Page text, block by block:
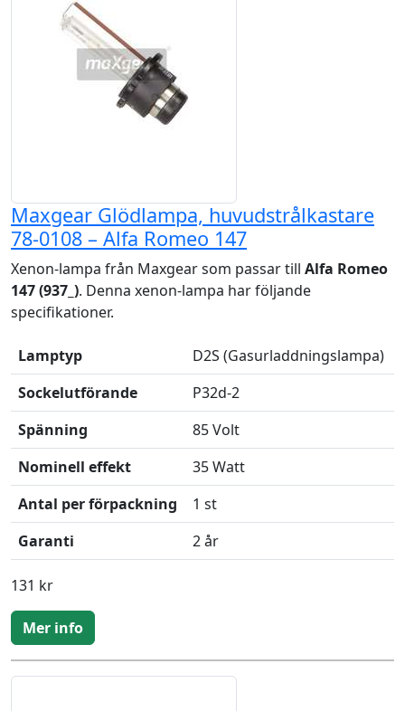
Maxgear Glödlampa, huvudstrålkastare
78-0108 – Alfa Romeo 147
Xenon-lampa från Maxgear som passar till Alfa Romeo
147 (937_). Denna xenon-lampa har följande
specifikationer.
Lamptyp
D2S (Gasurladdningslampa)
Sockelutförande
P32d-2
Spänning
85 Volt
Nominell effekt
35 Watt
Antal per förpackning
1 st
Garanti
2 år
131 kr
Mer info